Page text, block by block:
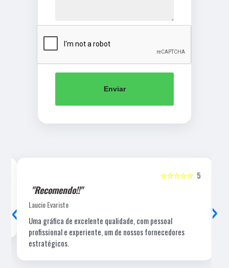
Enviar
5
☆☆☆☆☆
"Recomendo!!"
Laucio Evaristo
Uma gráfica de excelente qualidade, com pessoal
profissional e experiente, um de nossos fornecedores
estratégicos.
‹ ›